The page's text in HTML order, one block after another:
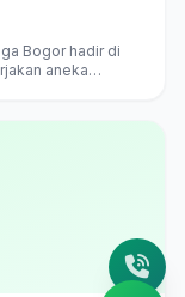
Bogor hadir di
aneka